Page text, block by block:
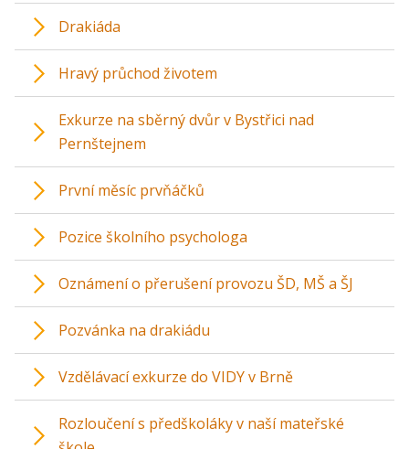
Drakiáda
Hravý průchod životem
Exkurze na sběrný dvůr v Bystřici nad
Pernštejnem
První měsíc prvňáčků
Pozice školního psychologa
Oznámení o přerušení provozu ŠD, MŠ a ŠJ
Pozvánka na drakiádu
Vzdělávací exkurze do VIDY v Brně
Rozloučení s předškoláky v naší mateřské